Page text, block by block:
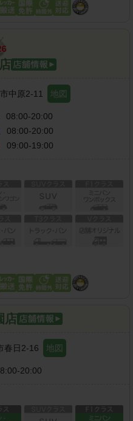
中原2-11 地図
08:00-20:00
08:00-20:00
09:00-19:00
店
春日2-16 地図
20:00